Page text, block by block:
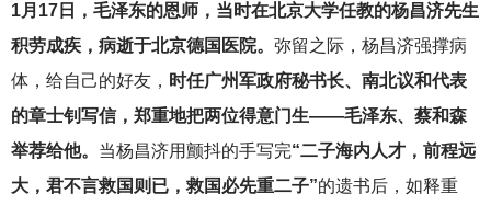
1月17日，毛泽东的恩师，当时在北京大学任教的杨昌济先生
积劳成疾，病逝于北京德国医院。 弥留之际，杨昌济强撑病
体，给自己的好友， 时任广州军政府秘书长、南北议和代表
的章士钊写信，郑重地把两位得意门生——毛泽东、蔡和森
举荐给他。 当杨昌济用颤抖的手写完“二子海内人才，前程远
大，君不言救国则已，救国必先重二子”的遗书后，如释重